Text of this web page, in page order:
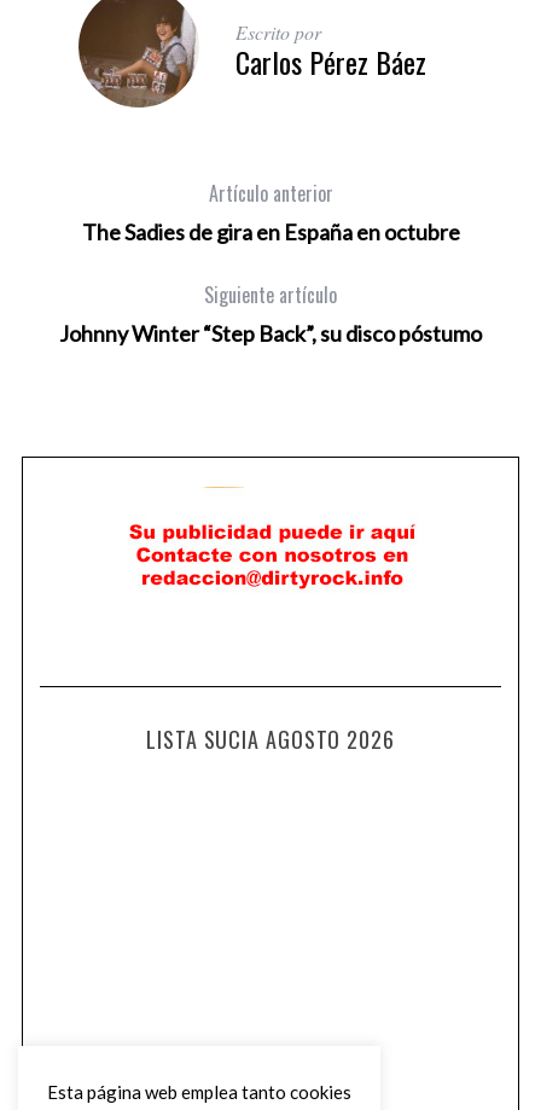
Escrito por
Carlos Pérez Báez
Artículo anterior
The Sadies de gira en España en octubre
Siguiente artículo
Johnny Winter “Step Back”, su disco póstumo
LISTA SUCIA AGOSTO 2026
Esta página web emplea tanto cookies